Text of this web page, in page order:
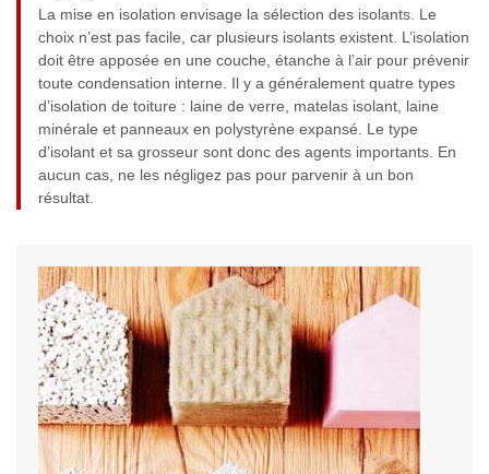
La mise en isolation envisage la sélection des isolants. Le
choix n’est pas facile, car plusieurs isolants existent. L’isolation
doit être apposée en une couche, étanche à l’air pour prévenir
toute condensation interne. Il y a généralement quatre types
d’isolation de toiture : laine de verre, matelas isolant, laine
minérale et panneaux en polystyrène expansé. Le type
d’isolant et sa grosseur sont donc des agents importants. En
aucun cas, ne les négligez pas pour parvenir à un bon
résultat.